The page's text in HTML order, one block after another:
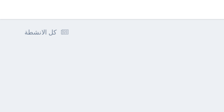
كل الانشطة